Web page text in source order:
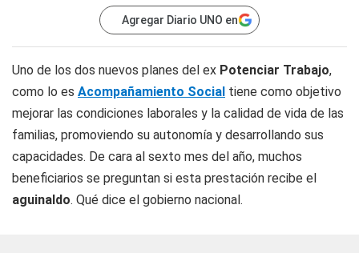
Agregar Diario UNO en
Uno de los dos nuevos planes del ex Potenciar Trabajo,
como lo es Acompañamiento Social tiene como objetivo
mejorar las condiciones laborales y la calidad de vida de las
familias, promoviendo su autonomía y desarrollando sus
capacidades. De cara al sexto mes del año, muchos
beneficiarios se preguntan si esta prestación recibe el
aguinaldo. Qué dice el gobierno nacional.